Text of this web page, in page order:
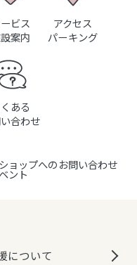
アクセス
パーキング
ビス
案内
ある
合わせ
ョップへのお問い合わせ
ント
について